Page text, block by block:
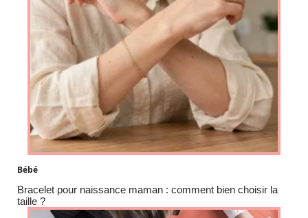
Bébé
Bracelet pour naissance maman : comment bien choisir la
taille ?